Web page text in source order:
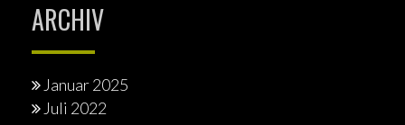
ARCHIV
Januar 2025
Juli 2022